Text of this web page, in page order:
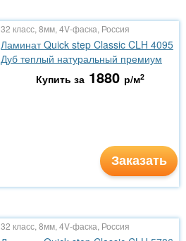
32 класс, 8мм, 4V-фаска, Россия
Ламинат Quick step Classic CLH 4095
Дуб теплый натуральный премиум
Купить за 1880 р/м2
Заказать
32 класс, 8мм, 4V-фаска, Россия